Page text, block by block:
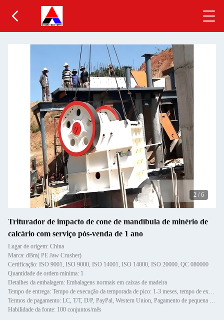
2 / 6
Triturador de impacto de cone de mandíbula de minério de
calcário com serviço pós-venda de 1 ano
Lugar de origem: China
Marca: dBm( PE Jaw Crusher)
Certificação: ISO 9001, ISO 9000, ISO 14001, ISO 14000, ISO 20000, QC 080000
Quantidade de ordem mínima: 1
Detalhes da embalagem: Embalagens normais em caixas de madeira
Tempo de entrega: Tempo de execução da temporada de pico: 1-3 meses, tempo de execução fora da temporada: um mês
Termos de pagamento: LC, T/T, D/P, PayPal, Western Union, Pagamento de pequena quantidade, Money Gram
Habilidade da fonte: 100 conjuntos/mês